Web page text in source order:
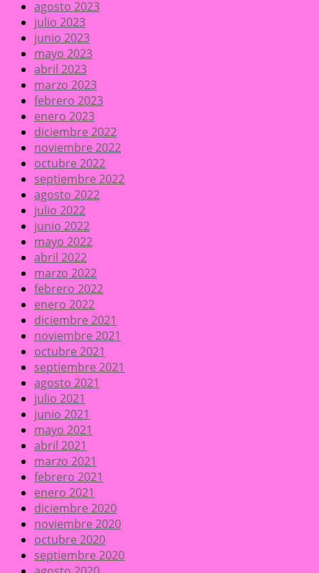
agosto 2023
julio 2023
junio 2023
mayo 2023
abril 2023
marzo 2023
febrero 2023
enero 2023
diciembre 2022
noviembre 2022
octubre 2022
septiembre 2022
agosto 2022
julio 2022
junio 2022
mayo 2022
abril 2022
marzo 2022
febrero 2022
enero 2022
diciembre 2021
noviembre 2021
octubre 2021
septiembre 2021
agosto 2021
julio 2021
junio 2021
mayo 2021
abril 2021
marzo 2021
febrero 2021
enero 2021
diciembre 2020
noviembre 2020
octubre 2020
septiembre 2020